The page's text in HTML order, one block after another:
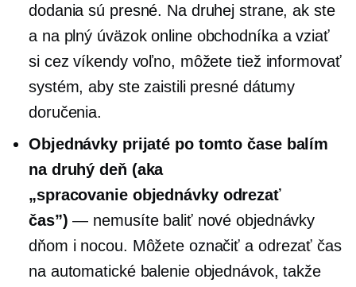
dodania sú presné. Na druhej strane, ak ste
a na plný úväzokonline obchodníka a vziať
si cez víkendy voľno, môžete tiež informovať
systém, aby ste zaistili presné dátumy
doručenia.
Objednávky prijaté po tomto čase balím
na druhý deň (aka
„spracovanie objednávky odrezať
čas”) — nemusíte baliť nové objednávky
dňom i nocou. Môžete označiť a odrezať čas
na automatické balenie objednávok, takže